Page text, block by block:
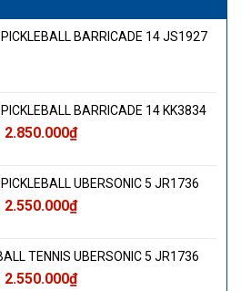
BARRICADE 14 JS1927
BARRICADE 14 KK3834
Giá
4.300.000₫.
2.850.000₫Giá
là:
2.850.000₫.
UBERSONIC 5 JR1736
Giá
4.000.000₫.
2.550.000₫Giá
là:
2.550.000₫.
TENNIS UBERSONIC 5 JR1736
Giá
2.550.000₫Giá